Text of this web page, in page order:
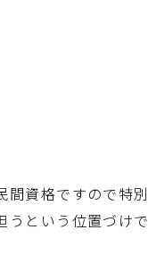
資格ですので特別
うという位置づけで